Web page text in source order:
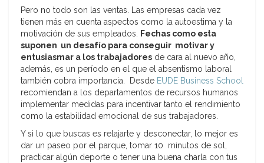
Pero no todo son las ventas. Las empresas cada vez
tienen más en cuenta aspectos como la autoestima y la
motivación de sus empleados. Fechas como esta
suponen un desafío para conseguir motivar y
entusiasmar a los trabajadores de cara al nuevo año,
además, es un período en el que el absentismo laboral
también cobra importancia. Desde EUDE Business School
recomiendan a los departamentos de recursos humanos
implementar medidas para incentivar tanto el rendimiento
como la estabilidad emocional de sus trabajadores.
Y si lo que buscas es relajarte y desconectar, lo mejor es
dar un paseo por el parque, tomar 10 minutos de sol,
practicar algún deporte o tener una buena charla con tus